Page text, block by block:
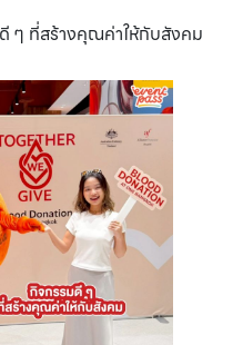
ๆ ที่สร้างคุณค่าให้กับสังคม